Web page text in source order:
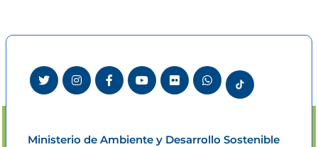
Ministerio de Ambiente y Desarrollo Sostenible